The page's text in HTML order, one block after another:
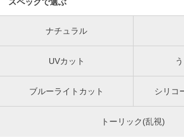
ナチュラル
UVカット
ブルーライトカット シリコ
トーリック(乱視)